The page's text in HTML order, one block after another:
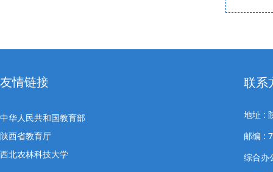
友情链接
中华人民共和国教育部
陕西省教育厅
西北农林科技大学
联系
地址 :
邮编 :
综合办